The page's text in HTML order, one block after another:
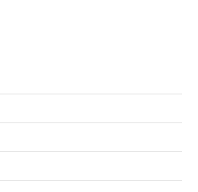
की 5 माह की मासूम…
की दीदियों का कमाल, बकरी